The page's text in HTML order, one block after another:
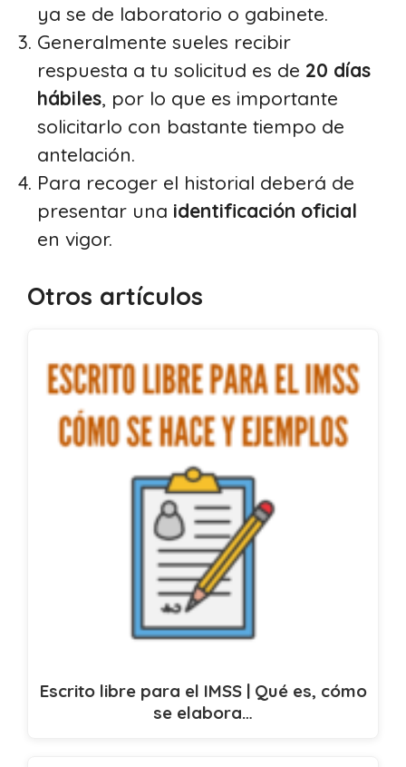
ya se de laboratorio o gabinete.
Generalmente sueles recibir
respuesta a tu solicitud es de 20 días
hábiles, por lo que es importante
solicitarlo con bastante tiempo de
antelación.
Para recoger el historial deberá de
presentar una identificación oficial
en vigor.
Otros artículos
Escrito libre para el IMSS | Qué es, cómo
se elabora…